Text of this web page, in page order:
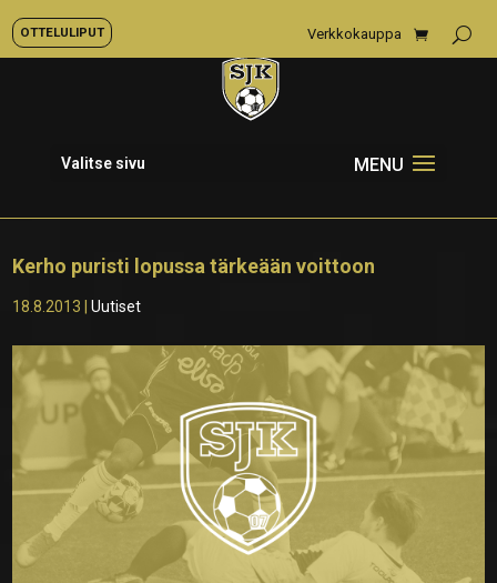
OTTELULIPUT Verkkokauppa
Valitse sivu
Kerho puristi lopussa tärkeään voittoon
18.8.2013 |Uutiset